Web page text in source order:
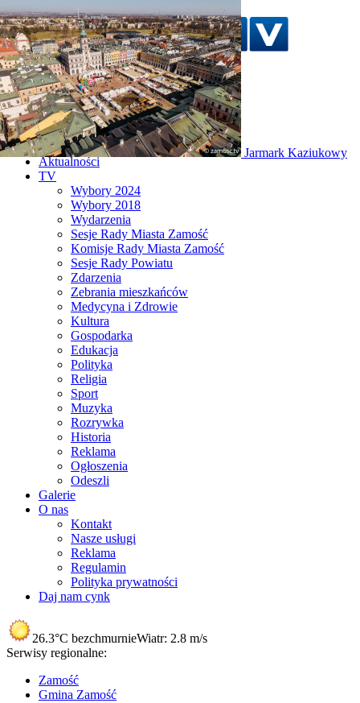
Szukaj w serwisie
Strona główna
Aktualności
TV
Wybory 2024
Wybory 2018
Wydarzenia
Sesje Rady Miasta Zamość
Komisje Rady Miasta Zamość
Sesje Rady Powiatu
Zdarzenia
Zebrania mieszkańców
Medycyna i Zdrowie
Kultura
Gospodarka
Edukacja
Polityka
Religia
Sport
Muzyka
Rozrywka
Historia
Reklama
Ogłoszenia
Odeszli
Galerie
O nas
Kontakt
Nasze usługi
Reklama
Regulamin
Polityka prywatności
Daj nam cynk
26.3°C bezchmurnieWiatr: 2.8 m/s
Serwisy regionalne:
Zamość
Gmina Zamość
Jarmark Kaziukowy